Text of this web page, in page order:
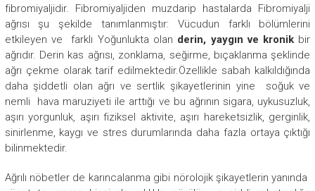
fibromiyaljidir. Fibromiyaljiden muzdarip hastalarda Fibromiyalji
ağrısı şu şekilde tanımlanmıştır: Vücudun farklı bölümlerini
etkileyen ve farklı Yoğunlukta olan derin, yaygın ve kronik bir
ağrıdır. Derin kas ağrısı, zonklama, seğirme, bıçaklanma şeklinde
ağrı çekme olarak tarif edilmektedir.Özellikle sabah kalkıldığında
daha şiddetli olan ağrı ve sertlik şikayetlerinin yine soğuk ve
nemli hava maruziyeti ile arttığı ve bu ağrının sigara, uykusuzluk,
aşırı yorgunluk, aşırı fiziksel aktivite, aşırı hareketsizlik, gerginlik,
sinirlenme, kaygı ve stres durumlarında daha fazla ortaya çıktığı
bilinmektedir.
Ağrılı nöbetler de karıncalanma gibi nörolojik şikayetlerin yanında